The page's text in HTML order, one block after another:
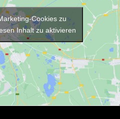
Cookies zu
Inhalt zu aktivieren